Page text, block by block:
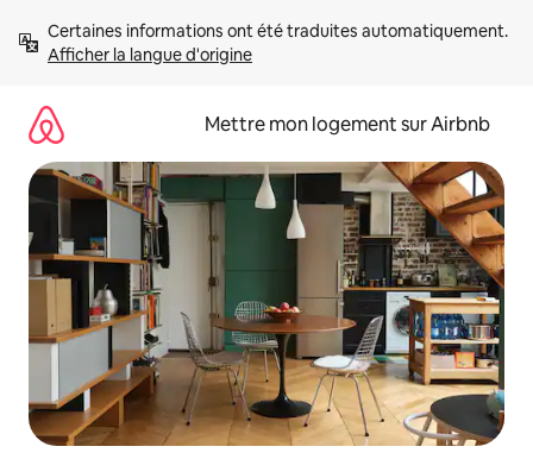
directement
Afficher la langue d'origine
Mettre mon logement sur Airbnb